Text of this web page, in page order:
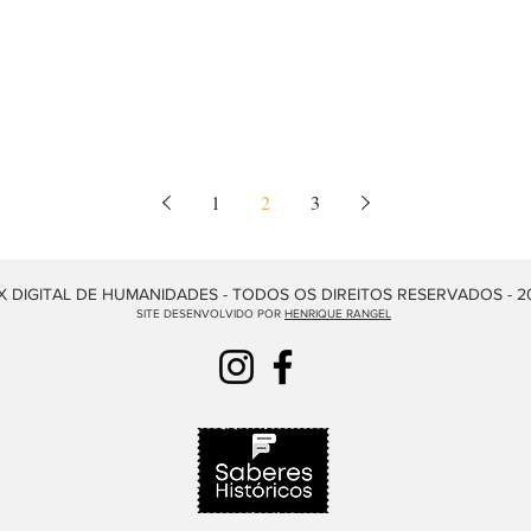
1 2 3
DIGITAL DE HUMANIDADES - TODOS OS DIREITOS RESERVADOS -
SITE DESENVOLVIDO POR HENRIQUE RANGEL